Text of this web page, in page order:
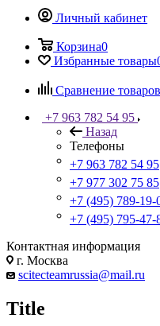
Личный кабинет
Корзина0
Избранные товары
Сравнение товаров
+7 963 782 54 95
Назад
Телефоны
+7 963 782 54 95
+7 977 302 75 85
+7 (495) 789-19-
+7 (495) 795-47-
Контактная информация
г. Москва
scitecteamrussia@mail.ru
Title